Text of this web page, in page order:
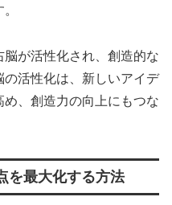
が活性化され、創造的な
活性化は、新しいアイデ
、創造力の向上にもつな
を最大化する方法